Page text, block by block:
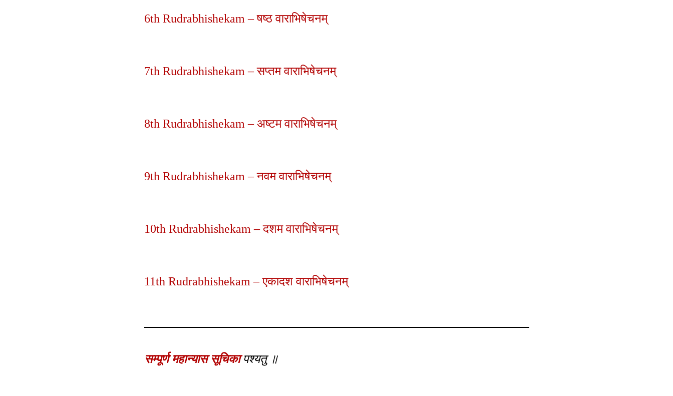
6th Rudrabhishekam – षष्ठ वाराभिषेचनम्
7th Rudrabhishekam – सप्तम वाराभिषेचनम्
8th Rudrabhishekam – अष्टम वाराभिषेचनम्
9th Rudrabhishekam – नवम वाराभिषेचनम्
10th Rudrabhishekam – दशम वाराभिषेचनम्
11th Rudrabhishekam – एकादश वाराभिषेचनम्
सम्पूर्ण महान्यास सूचिकापश्यतु ॥